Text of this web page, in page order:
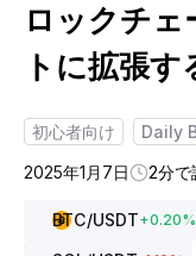
ロックチェ
トに拡張
初心者向け
Daily
2025年1月7日
2分で
BTC/USDT+0.20%